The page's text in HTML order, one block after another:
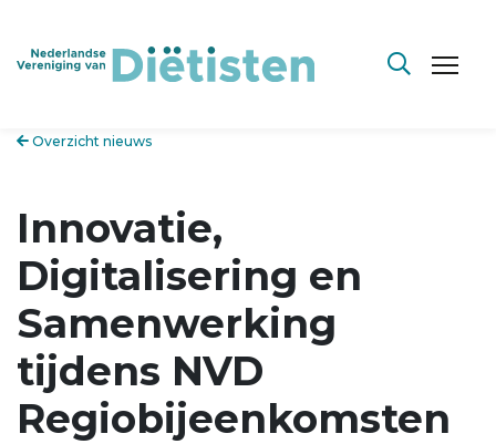
Overzicht nieuws
Innovatie,
Digitalisering en
Samenwerking
tijdens NVD
Regiobijeenkomsten